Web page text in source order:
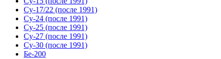
Су-17/22 (после 1991)
Су-24 (после 1991)
Су-25 (после 1991)
Су-27 (после 1991)
Су-30 (после 1991)
Бе-200